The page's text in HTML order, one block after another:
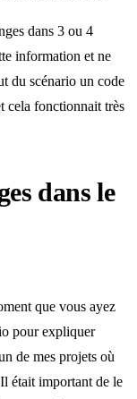
dans 3 ou 4
information et ne
du scénario un code
cela fonctionnait très
dans le
que vous ayez
pour expliquer
de mes projets où
était important de le